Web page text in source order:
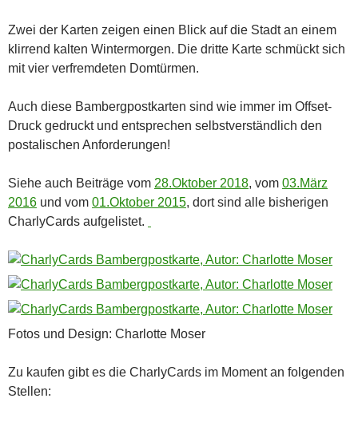
Zwei der Karten zeigen einen Blick auf die Stadt an einem
klirrend kalten Wintermorgen. Die dritte Karte schmückt sich
mit vier verfremdeten Domtürmen.
Auch diese Bambergpostkarten sind wie immer im Offset-
Druck gedruckt und entsprechen selbstverständlich den
postalischen Anforderungen!
Siehe auch Beiträge vom 28.Oktober 2018, vom 03.März
2016 und vom 01.Oktober 2015, dort sind alle bisherigen
CharlyCards aufgelistet.
Fotos und Design: Charlotte Moser
Zu kaufen gibt es die CharlyCards im Moment an folgenden
Stellen: